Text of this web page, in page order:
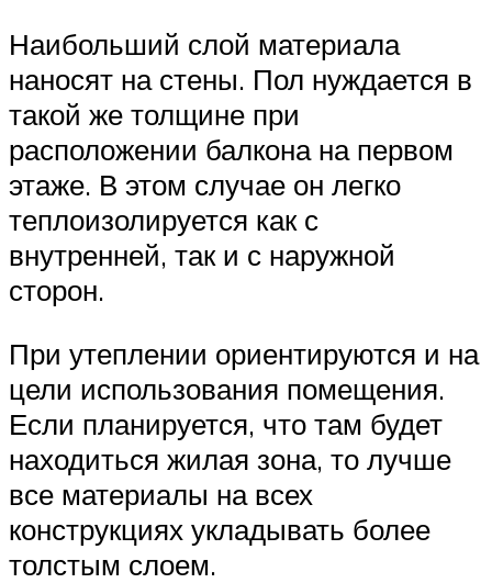
Наибольший слой материала
наносят на стены. Пол нуждается в
такой же толщине при
расположении балкона на первом
этаже. В этом случае он легко
теплоизолируется как с
внутренней, так и с наружной
сторон.
При утеплении ориентируются и на
цели использования помещения.
Если планируется, что там будет
находиться жилая зона, то лучше
все материалы на всех
конструкциях укладывать более
толстым слоем.